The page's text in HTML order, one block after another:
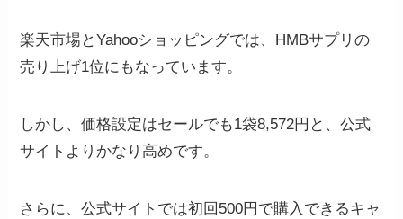
楽天市場とYahooショッピングでは、HMBサプリの
売り上げ1位にもなっています。
しかし、価格設定はセールでも1袋8,572円と、公式
サイトよりかなり高めです。
さらに、公式サイトでは初回500円で購入できるキャ